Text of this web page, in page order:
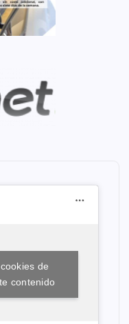
de
contenido